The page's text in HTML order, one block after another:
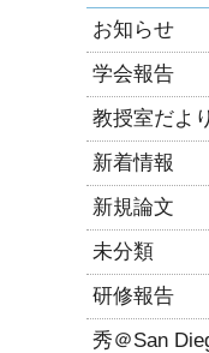
お知らせ
学会報告
教授室だより
新着情報
新規論文
未分類
研修報告
秀＠San